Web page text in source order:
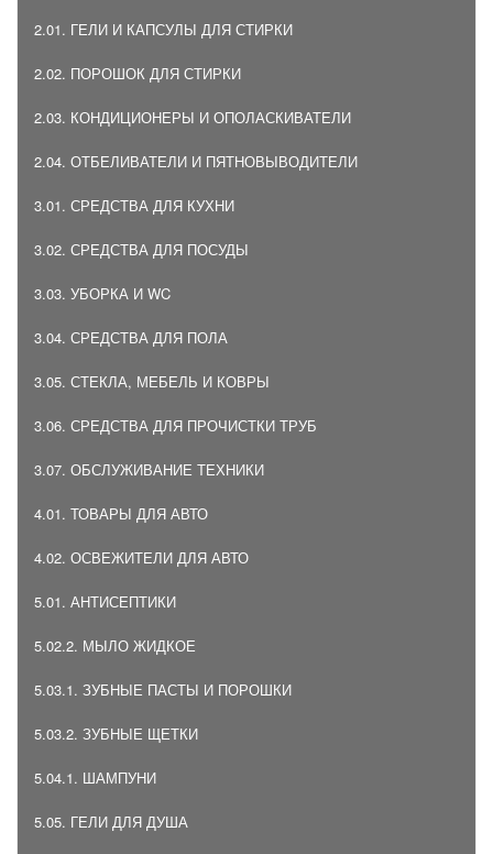
2.01. ГЕЛИ И КАПСУЛЫ ДЛЯ СТИРКИ
2.02. ПОРОШОК ДЛЯ СТИРКИ
2.03. КОНДИЦИОНЕРЫ И ОПОЛАСКИВАТЕЛИ
2.04. ОТБЕЛИВАТЕЛИ И ПЯТНОВЫВОДИТЕЛИ
3.01. СРЕДСТВА ДЛЯ КУХНИ
3.02. СРЕДСТВА ДЛЯ ПОСУДЫ
3.03. УБОРКА И WC
3.04. СРЕДСТВА ДЛЯ ПОЛА
3.05. СТЕКЛА, МЕБЕЛЬ И КОВРЫ
3.06. СРЕДСТВА ДЛЯ ПРОЧИСТКИ ТРУБ
3.07. ОБСЛУЖИВАНИЕ ТЕХНИКИ
4.01. ТОВАРЫ ДЛЯ АВТО
4.02. ОСВЕЖИТЕЛИ ДЛЯ АВТО
5.01. АНТИСЕПТИКИ
5.02.2. МЫЛО ЖИДКОЕ
5.03.1. ЗУБНЫЕ ПАСТЫ И ПОРОШКИ
5.03.2. ЗУБНЫЕ ЩЕТКИ
5.04.1. ШАМПУНИ
5.05. ГЕЛИ ДЛЯ ДУША